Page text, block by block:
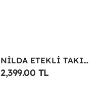
NİLDA ETEKLİ TAKIM YEŞİL Yeşil
2,399.00 TL